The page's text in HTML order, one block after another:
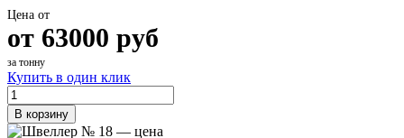
Цена от
от 63000 руб
за тонну
Купить в один клик
В корзину